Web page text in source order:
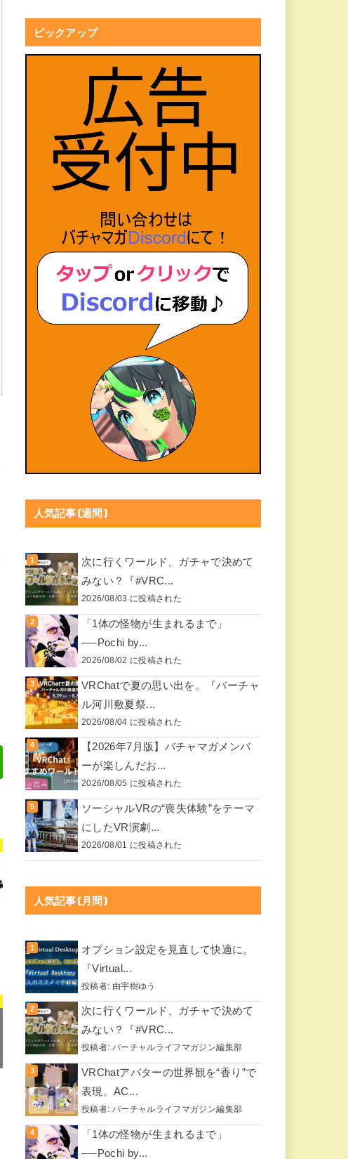
ピックアップ
人気記事(週間)
次に行くワールド、ガチャで決めて
みない？『#VRC...
2026/08/03 に投稿された
「1体の怪物が生まれるまで」
──Pochi by...
2026/08/02 に投稿された
VRChatで夏の思い出を。『バーチャ
ル河川敷夏祭...
2026/08/04 に投稿された
【2026年7月版】バチャマガメンバ
ーが楽しんだお...
2026/08/05 に投稿された
ソーシャルVRの“喪失体験”をテーマ
にしたVR演劇...
2026/08/01 に投稿された
人気記事(月間)
オプション設定を見直して快適に。
『Virtual...
投稿者: 由宇樹ゆう
次に行くワールド、ガチャで決めて
みない？『#VRC...
投稿者: バーチャルライフマガジン編集部
VRChatアバターの世界観を“香り”で
表現。AC...
投稿者: バーチャルライフマガジン編集部
「1体の怪物が生まれるまで」
──Pochi by...